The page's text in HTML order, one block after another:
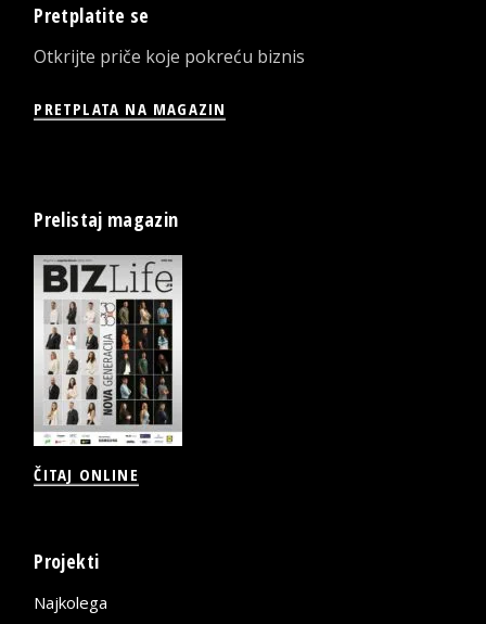
Pretplatite se
Otkrijte priče koje pokreću biznis
PRETPLATA NA MAGAZIN
Prelistaj magazin
ČITAJ ONLINE
Projekti
Najkolega